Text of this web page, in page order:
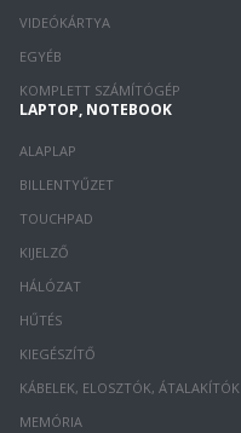
VIDEÓKÁRTYA
EGYÉB
KOMPLETT SZÁMÍTÓGÉP
LAPTOP, NOTEBOOK
ALAPLAP
BILLENTYŰZET
TOUCHPAD
KIJELZŐ
HÁLÓZAT
HŰTÉS
KIEGÉSZÍTŐ
KÁBELEK, ELOSZTÓK, ÁTALAKÍTÓK
MEMÓRIA